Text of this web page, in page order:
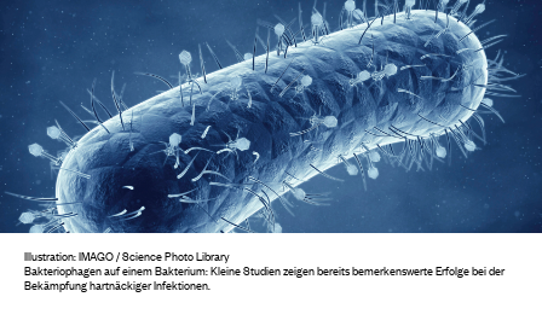
Illustration: IMAGO / Science Photo Library
Bakteriophagen auf einem Bakterium: Kleine Studien zeigen bereits bemerkenswerte Erfolge bei der
Bekämpfung hartnäckiger Infektionen.